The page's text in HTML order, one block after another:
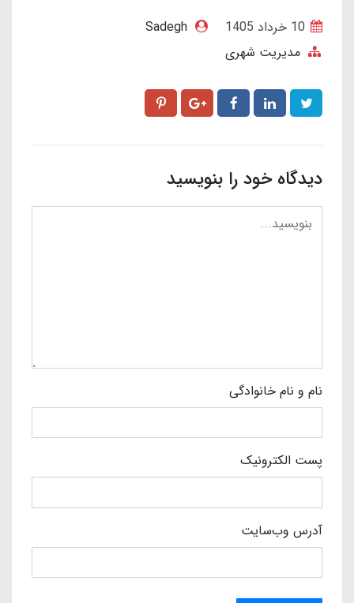
Sadegh
مدیریت شهری
دیدگاه خود را بنویسید
نام و نام خانوادگی
پست الکترونیک
آدرس وب‌سایت